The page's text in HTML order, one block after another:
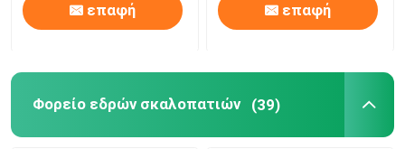
επαφή επαφή
Φορείο εδρών σκαλοπατιών (39)